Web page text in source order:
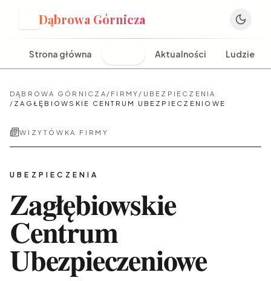
Dąbrowa Górnicza
Strona główna Aktualności Ludzie
DĄBROWA GÓRNICZA / FIRMY / UBEZPIECZENIA
/ ZAGŁĘBIOWSKIE CENTRUM UBEZPIECZENIOWE
WIZYTÓWKA FIRMY
UBEZPIECZENIA
Zagłębiowskie
Centrum
Ubezpieczeniowe